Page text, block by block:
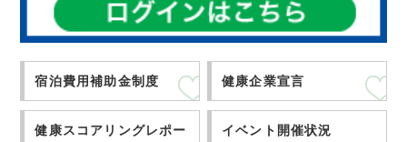
宿泊費用補助金制度 健康企業宣言
健康スコアリングレポー
イベント開催状況